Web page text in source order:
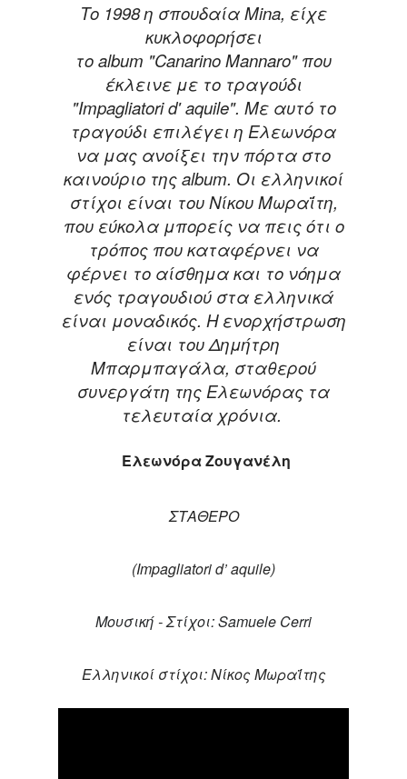
Το 1998 η σπουδαίαMina, είχε
κυκλοφορήσει
τοalbum "CanarinoMannaro" που
έκλεινε με το τραγούδι
"Impagliatori d'aquile". Με αυτό το
τραγούδι επιλέγει η Ελεωνόρα
να μας ανοίξει την πόρτα στο
καινούριο τηςalbum. Οι ελληνικοί
στίχοι είναι του Νίκου Μωραΐτη,
που εύκολα μπορείς να πεις ότι ο
τρόπος που καταφέρνει να
φέρνει το αίσθημα και το νόημα
ενός τραγουδιού στα ελληνικά
είναι μοναδικός. Η ενορχήστρωση
είναι του Δημήτρη
Μπαρμπαγάλα, σταθερού
συνεργάτη της Ελεωνόρας τα
τελευταία χρόνια.
Ελεωνόρα Ζουγανέλη
ΣΤΑΘΕΡΟ
(Impagliatorid’aquile)
Μουσική - Στίχοι:Samuele Cerri
Ελληνικοί στίχοι: Νίκος Μωραΐτης